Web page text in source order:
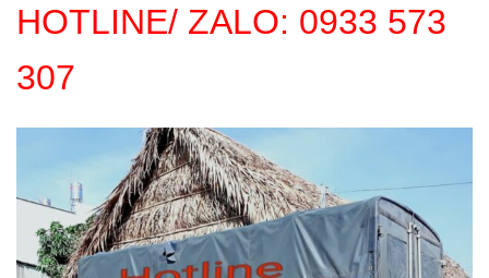
HOTLINE/ ZALO: 0933 573
307